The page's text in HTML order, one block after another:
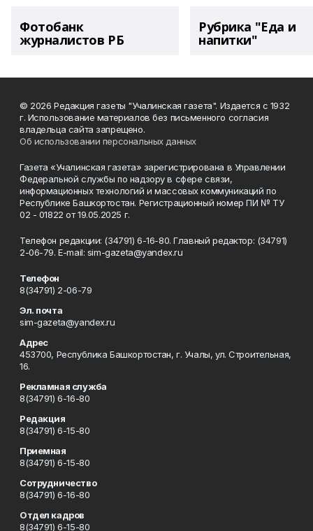
Фотобанк
журналистов РБ
Рубрика "Еда и
напитки"
© 2026 Редакция газеты "Учалинская газета". Издается с 1932
г. Использование материалов без письменного согласия
владельца сайта запрещено.
Об использовании персональных данных
Газета «Учалинская газета» зарегистрирована в Управлении
Федеральной службы по надзору в сфере связи,
информационных технологий и массовых коммуникаций по
Республике Башкортостан. Регистрационный номер ПИ № ТУ
02 - 01822 от 19.05.2025 г.
Телефон редакции: (34791) 6-16-80. Главный редактор: (34791)
2-06-79. Е-mаil: sim-gazeta@yandex.ru
Телефон
8(34791) 2-06-79
Эл. почта
sim-gazeta@yandex.ru
Адрес
453700, Республика Башкортостан, г. Учалы, ул. Строительная,
16.
Рекламная служба
8(34791) 6-16-80
Редакция
8(34791) 6-15-80
Приемная
8(34791) 6-15-80
Сотрудничество
8(34791) 6-16-80
Отдел кадров
8(34791) 6-15-80